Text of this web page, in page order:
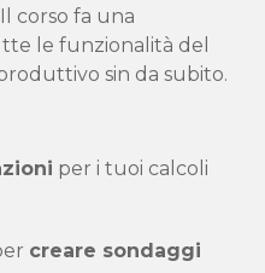
corso fa una
le funzionalità del
sin da subito.
per i tuoi calcoli
creare sondaggi